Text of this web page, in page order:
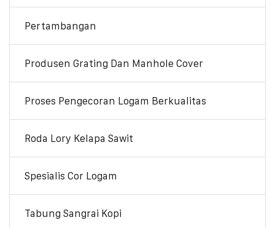
Pertambangan
Produsen Grating Dan Manhole Cover
Proses Pengecoran Logam Berkualitas
Roda Lory Kelapa Sawit
Spesialis Cor Logam
Tabung Sangrai Kopi